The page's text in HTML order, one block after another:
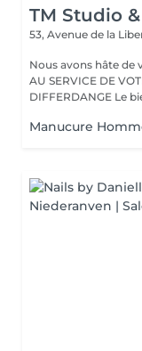
TM Studio
53, Avenue de la
Nous avons hâte de vous accueillir !
AU SERVICE DE
Manucure